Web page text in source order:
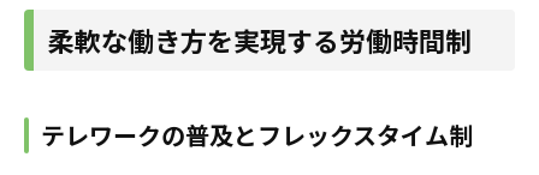
柔軟な働き方を実現する労働時間制
テレワークの普及とフレックスタイム制